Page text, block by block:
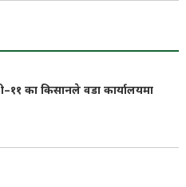
का किसानले वडा कार्यालयमा